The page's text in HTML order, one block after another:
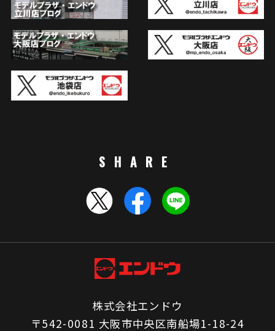
SHARE
株式会社エンドウ
〒542-0081 大阪市中央区南船場1-18-24